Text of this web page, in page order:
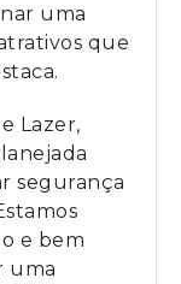
uma
que
Lazer,
segurança
e bem
uma